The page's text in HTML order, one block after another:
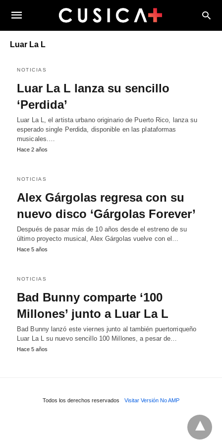
Luar La L
NOTICIAS
Luar La L lanza su sencillo
‘Perdida’
Luar La L, el artista urbano originario de Puerto Rico, lanza su
esperado single Perdida, disponible en las plataformas
musicales.…
Hace 2 años
NOTICIAS
Alex Gárgolas regresa con su
nuevo disco ‘Gárgolas Forever’
Después de pasar más de 10 años desde el estreno de su
último proyecto musical, Alex Gárgolas vuelve con el…
Hace 5 años
NOTICIAS
Bad Bunny comparte ‘100
Millones’ junto a Luar La L
Bad Bunny lanzó este viernes junto al también puertorriqueño
Luar La L su nuevo sencillo 100 Millones, a pesar de…
Hace 5 años
Todos los derechos reservados Visitar Versión No AMP